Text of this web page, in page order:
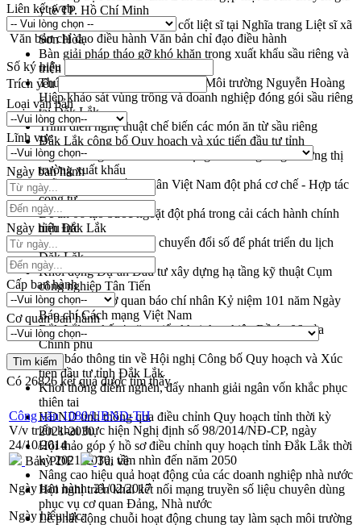
y tế TP. Hồ Chí Minh
Lễ truy điệu và an táng hài cốt liệt sĩ tại Nghĩa trang Liệt sĩ xã
Sơn Hòa
Bàn giải pháp tháo gỡ khó khăn trong xuất khẩu sầu riêng và
triển khai quy định EUDR
Thứ trưởng Bộ Nông nghiệp và Môi trường Nguyễn Hoàng
Hiệp khảo sát vùng trồng và doanh nghiệp đóng gói sầu riêng
tại Đắk Lắk
Trình diễn nghệ thuật chế biến các món ăn từ sầu riêng
Đắk Lắk công bố Quy hoạch và xúc tiến đầu tư tỉnh
Ngành cá ngừ Đắk Lắk chủ động thích ứng để giữ vững thị
trường xuất khẩu
Diễn đàn Kinh tế tư nhân Việt Nam đột phá cơ chế - Hợp tác
công tư
Đề án 06 tạo bước ngoặt đột phá trong cải cách hành chính
tỉnh Đắk Lắk
Kết nối tour, đẩy mạnh chuyển đổi số để phát triển du lịch
Đắk Lắk
Khởi động Dự án Đầu tư xây dựng hạ tầng kỹ thuật Cụm
công nghiệp Tân Tiến
Gặp mặt các cơ quan báo chí nhân Kỷ niệm 101 năm Ngày
Báo chí Cách mạng Việt Nam
Đắk Lắk sơ kết 4 năm triển khai thực hiện Đề án 06 của
Chính phủ
Họp báo thông tin về Hội nghị Công bố Quy hoạch và Xúc
tiến đầu tư tỉnh Đắk Lắk
Khơi thông điểm nghẽn, đẩy nhanh giải ngân vốn khắc phục
thiên tai
HĐND tỉnh thông qua điều chỉnh Quy hoạch tỉnh thời kỳ
2021-2030
Hội thảo góp ý hồ sơ điều chỉnh quy hoạch tỉnh Đắk Lắk thời
kỳ 2021-2030, tầm nhìn đến năm 2050
Nâng cao hiệu quả hoạt động của các doanh nghiệp nhà nước
Hội nghị triển khai kết nối mạng truyền số liệu chuyên dùng
phục vụ cơ quan Đảng, Nhà nước
Lễ phát động chuỗi hoạt động chung tay làm sạch môi trường
Liên kết web
Văn bản chỉ đạo điều hành Văn bản chỉ đạo điều hành
Số ký hiệu
Trích yếu
Loại văn bản
Lĩnh vực
Ngày ban hành
Ngày hiệu lực
Cấp ban hành
Cơ quan ban hành
Có 26826kết quả được tìm thấy
Công văn 1080/UBND-TH
V/v triển khai thực hiện Nghị định số 98/2014/NĐ-CP, ngày
24/10/2014
Bản PDF
Tải về
Ngày ban hành:21/02/2017
Ngày hiệu lực: